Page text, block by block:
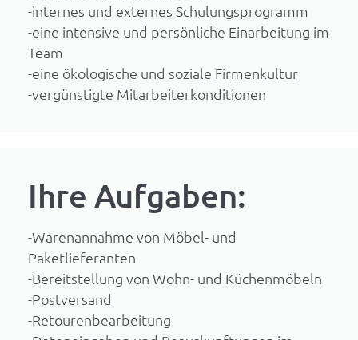
-internes und externes Schulungsprogramm
-eine intensive und persönliche Einarbeitung im
Team
-eine ökologische und soziale Firmenkultur
-vergünstigte Mitarbeiterkonditionen
Ihre Aufgaben:
-Warenannahme von Möbel- und
Paketlieferanten
-Bereitstellung von Wohn- und Küchenmöbeln
-Postversand
-Retourenbearbeitung